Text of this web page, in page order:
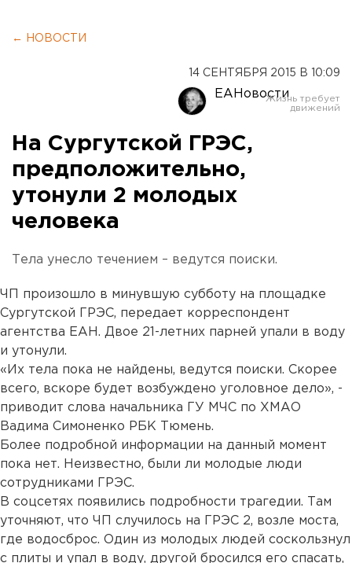
← НОВОСТИ
14 СЕНТЯБРЯ 2015 В 10:09
ЕАНовости
На Сургутской ГРЭС,
предположительно,
утонули 2 молодых
человека
Тела унесло течением – ведутся поиски.
ЧП произошло в минувшую субботу на площадке
Сургутской ГРЭС, передает корреспондент
агентства ЕАН. Двое 21-летних парней упали в воду
и утонули.
«Их тела пока не найдены, ведутся поиски. Скорее
всего, вскоре будет возбуждено уголовное дело», -
приводит слова начальника ГУ МЧС по ХМАО
Вадима Симоненко РБК Тюмень.
Более подробной информации на данный момент
пока нет. Неизвестно, были ли молодые люди
сотрудниками ГРЭС.
В соцсетях появились подробности трагедии. Там
уточняют, что ЧП случилось на ГРЭС 2, возле моста,
где водосброс. Один из молодых людей соскользнул
с плиты и упал в воду, другой бросился его спасать,